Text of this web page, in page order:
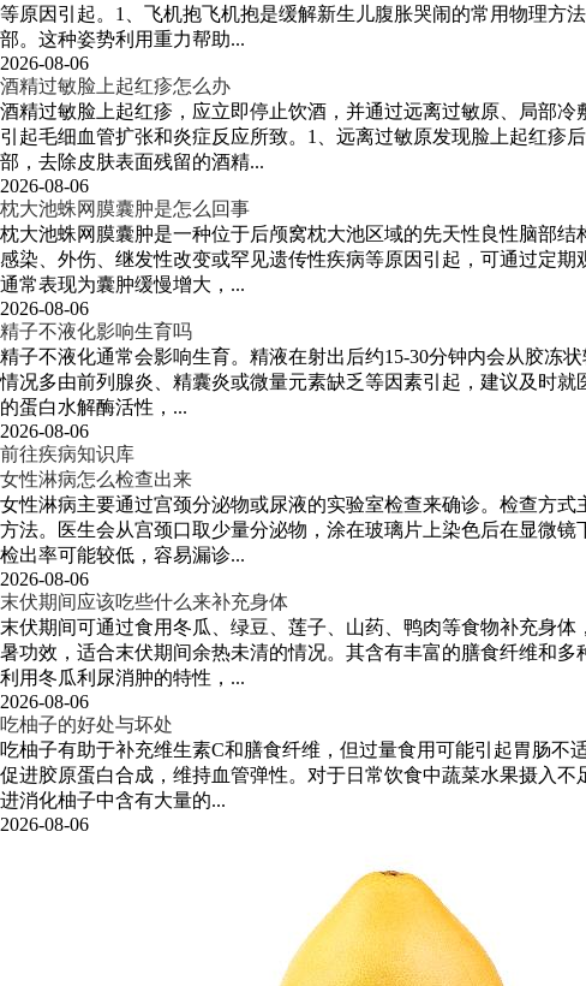
等原因引起。1、飞机抱飞机抱是缓解新生儿腹胀哭闹的常用物理方
部。这种姿势利用重力帮助...
2026-08-06
酒精过敏脸上起红疹怎么办
酒精过敏脸上起红疹，应立即停止饮酒，并通过远离过敏原、局部
引起毛细血管扩张和炎症反应所致。1、远离过敏原发现脸上起红疹
部，去除皮肤表面残留的酒精...
2026-08-06
枕大池蛛网膜囊肿是怎么回事
枕大池蛛网膜囊肿是一种位于后颅窝枕大池区域的先天性良性脑部
感染、外伤、继发性改变或罕见遗传性疾病等原因引起，可通过定
通常表现为囊肿缓慢增大，...
2026-08-06
精子不液化影响生育吗
精子不液化通常会影响生育。精液在射出后约15-30分钟内会从胶冻
情况多由前列腺炎、精囊炎或微量元素缺乏等因素引起，建议及时
的蛋白水解酶活性，...
2026-08-06
前往疾病知识库
女性淋病怎么检查出来
女性淋病主要通过宫颈分泌物或尿液的实验室检查来确诊。检查方
方法。医生会从宫颈口取少量分泌物，涂在玻璃片上染色后在显微
检出率可能较低，容易漏诊...
2026-08-06
末伏期间应该吃些什么来补充身体
末伏期间可通过食用冬瓜、绿豆、莲子、山药、鸭肉等食物补充身
暑功效，适合末伏期间余热未清的情况。其含有丰富的膳食纤维和
利用冬瓜利尿消肿的特性，...
2026-08-06
吃柚子的好处与坏处
吃柚子有助于补充维生素C和膳食纤维，但过量食用可能引起胃肠不
促进胶原蛋白合成，维持血管弹性。对于日常饮食中蔬菜水果摄入
进消化柚子中含有大量的...
2026-08-06